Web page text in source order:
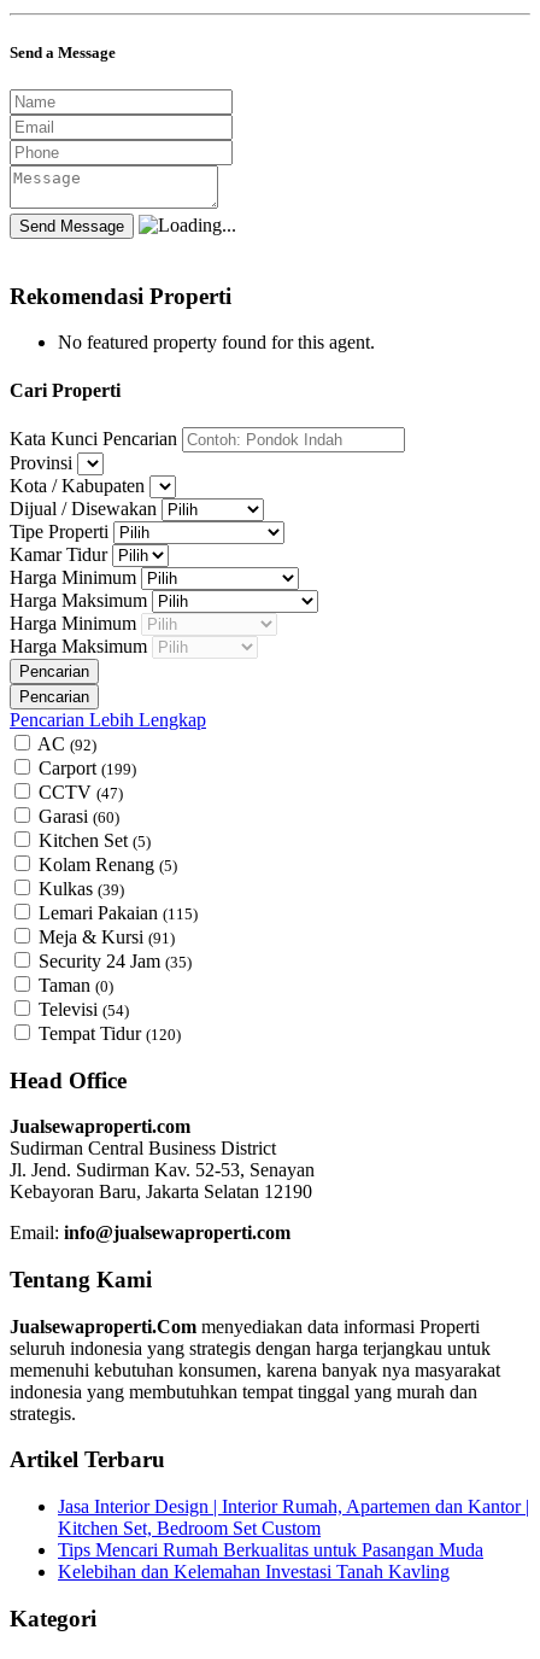
Send a Message
Rekomendasi Properti
No featured property found for this agent.
Cari Properti
Kata Kunci Pencarian
Provinsi
Kota / Kabupaten
Dijual / Disewakan
Tipe Properti
Kamar Tidur
Harga Minimum
Harga Maksimum
Harga Minimum
Harga Maksimum
Pencarian Lebih Lengkap
AC (92)
Carport (199)
CCTV (47)
Garasi (60)
Kitchen Set (5)
Kolam Renang (5)
Kulkas (39)
Lemari Pakaian (115)
Meja & Kursi (91)
Security 24 Jam (35)
Taman (0)
Televisi (54)
Tempat Tidur (120)
Head Office
Jualsewaproperti.com
Sudirman Central Business District
Jl. Jend. Sudirman Kav. 52-53, Senayan
Kebayoran Baru, Jakarta Selatan 12190
Email: info@jualsewaproperti.com
Tentang Kami
Jualsewaproperti.Com menyediakan data informasi Properti
seluruh indonesia yang strategis dengan harga terjangkau untuk
memenuhi kebutuhan konsumen, karena banyak nya masyarakat
indonesia yang membutuhkan tempat tinggal yang murah dan
strategis.
Artikel Terbaru
Jasa Interior Design | Interior Rumah, Apartemen dan Kantor |
Kitchen Set, Bedroom Set Custom
Tips Mencari Rumah Berkualitas untuk Pasangan Muda
Kelebihan dan Kelemahan Investasi Tanah Kavling
Kategori